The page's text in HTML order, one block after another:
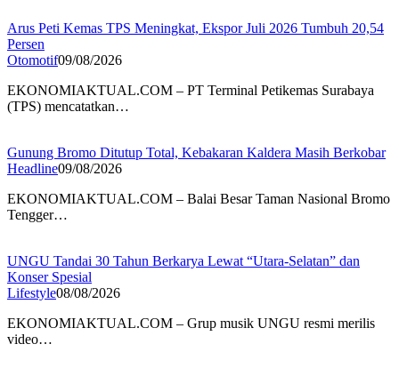
Arus Peti Kemas TPS Meningkat, Ekspor Juli 2026 Tumbuh 20,54
Persen
Otomotif09/08/2026
EKONOMIAKTUAL.COM – PT Terminal Petikemas Surabaya
(TPS) mencatatkan…
Gunung Bromo Ditutup Total, Kebakaran Kaldera Masih Berkobar
Headline09/08/2026
EKONOMIAKTUAL.COM – Balai Besar Taman Nasional Bromo
Tengger…
UNGU Tandai 30 Tahun Berkarya Lewat “Utara-Selatan” dan
Konser Spesial
Lifestyle08/08/2026
EKONOMIAKTUAL.COM – Grup musik UNGU resmi merilis
video…